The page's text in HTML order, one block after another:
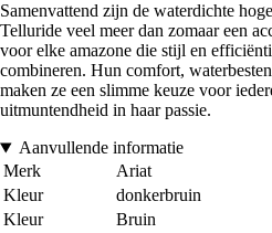
Samenvattend zijn de waterdichte
Telluride veel meer dan zomaar een
voor elke amazone die stijl en
combineren. Hun comfort,
maken ze een slimme keuze voor
uitmuntendheid in haar passie.
Aanvullende informatie
Merk
Ariat
Kleur
donkerbruin
Kleur
Bruin